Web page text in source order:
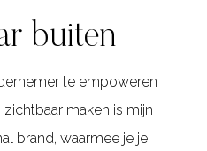
buiten
te empoweren
maken is mijn
brand, waarmee je je